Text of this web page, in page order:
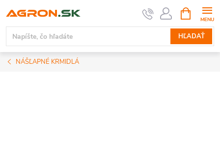
na
obsah
HĽADAŤ
KOŠÍK
NÁŠĽAPNÉ KRMIDLÁ